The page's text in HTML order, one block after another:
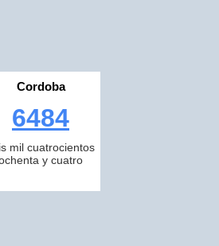
Cordoba
6484
mil cuatrocientos
y cuatro